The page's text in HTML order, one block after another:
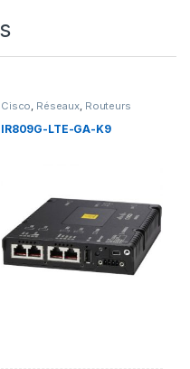
Cisco, Réseaux, Routeurs
IR809G-LTE-GA-K9